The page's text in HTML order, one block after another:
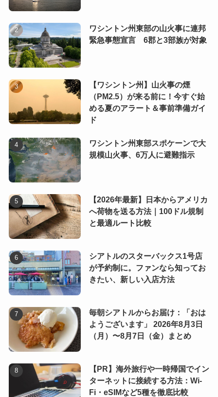
ワシントン州東部の山火事に連邦
緊急事態宣言 6郡と3部族が対象
【ワシントン州】山火事の煙
（PM2.5）が来る前に！今すぐ始
める夏のアラート＆事前準備ガイ
ド
ワシントン州東部スポケーンで大
規模山火事、6万人に避難指示
【2026年最新】日本からアメリカ
へ荷物を送る方法｜100ドル規制
と最適ルート比較
シアトルのスターバックス1号店
が予約制に。ファンなら知ってお
きたい、新しい入店方法
毎朝シアトルからお届け：「おは
ようございます」 2026年8月3日
（月）〜8月7日（金）まとめ
【PR】海外旅行や一時帰国でイン
ターネットに接続する方法：Wi-
Fi・eSIMなど5種を徹底比較